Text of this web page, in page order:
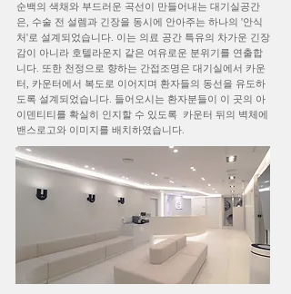
순백의 색채와 부드러운 곡선이 만들어내는 대기실공간
은, 수술 전 설렘과 긴장을 동시에 안아주는 하나의 '안식
처'로 설계되었습니다. 이는 의료 공간 특유의 차가운 긴장
감이 아니라 호텔라운지 같은 여유로운 분위기를 연출합
니다. 또한 천정으로 향하는 간접조명은 대기실에서 카운
터, 카운터에서 복도로 이어지며 환자들의 동선을 유도하
도록 설계되었습니다. 들어오시는 환자분들이 이 곳의 아
이덴티티를 확실히 인지할 수 있도록 카운터 뒤의 벽체에
밴스로고와 이미지를 배치하였습니다.